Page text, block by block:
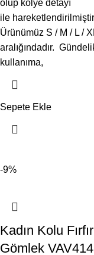
olup kolye detayı
ile
Ürünümüz S / M / L /
aralığındadır.
kullanıma,
Sepete Ekle
-9%
Kadın Kolu
Gömlek